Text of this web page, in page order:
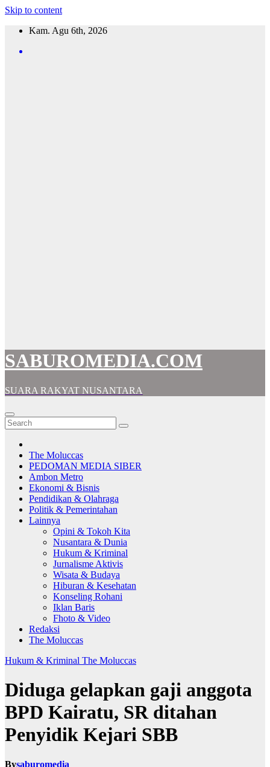
Skip to content
Kam. Agu 6th, 2026
SABUROMEDIA.COM
SUARA RAKYAT NUSANTARA
The Moluccas
PEDOMAN MEDIA SIBER
Ambon Metro
Ekonomi & Bisnis
Pendidikan & Olahraga
Politik & Pemerintahan
Lainnya
Opini & Tokoh Kita
Nusantara & Dunia
Hukum & Kriminal
Jurnalisme Aktivis
Wisata & Budaya
Hiburan & Kesehatan
Konseling Rohani
Iklan Baris
Fhoto & Video
Redaksi
The Moluccas
Hukum & Kriminal The Moluccas
Diduga gelapkan gaji anggota
BPD Kairatu, SR ditahan
Penyidik Kejari SBB
Bysaburomedia